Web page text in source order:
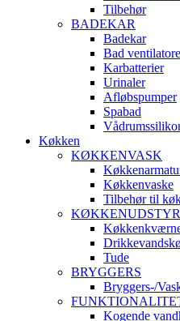
Tilbehør
BADEKAR
Badekar
Bad
Karbatterier
Urinaler
Afløbspumper
Spabad
Køkken
KØKKENVASK
Køkkenvaske
Tilbehør til
KØKKENUDSTYR
Tude
BRYGGERS
Bryggers-/
Kogende